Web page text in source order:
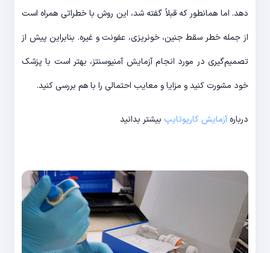
دهد. اما همانطور که قبلاً گفته شد، این روش با خطراتی همراه است
از جمله خطر سقط جنین، خونریزی، عفونت و غیره. بنابراین پیش از
تصمیم‌گیری در مورد انجام آزمایش آمنیوسنتز، بهتر است با پزشک
خود مشورت کنید و مزایا و معایب احتمالی را با هم بررسی کنید.
درباره آزمایش کاریوتایپ بیشتر بدانید